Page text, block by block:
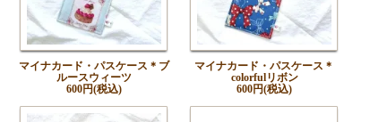
マイナカード・パスケース＊ブ
ルースウィーツ
600円(税込)
マイナカード・パスケース＊
colorfulリボン
600円(税込)